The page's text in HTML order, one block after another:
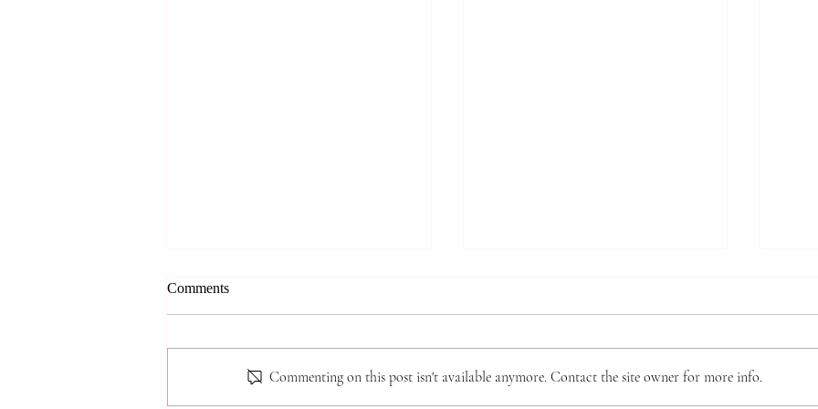
8.2.2026. 홀리 리듬(Holy
도인이 지녀야 할 '홀리 리듬(Holy
● 존스홉킨스 무료 청력검사 및 연
신들을 대상으로 무료 청력선별검
부터
Comments
Commenting on this post isn't available anymore. Contact the site owner for more info.